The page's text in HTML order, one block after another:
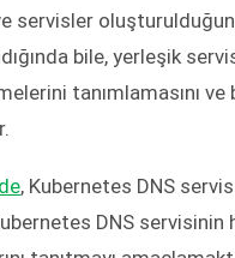
servisler
bile, yerleşik
tanımlamasını ve
, Kubernetes DNS
DNS servisinin